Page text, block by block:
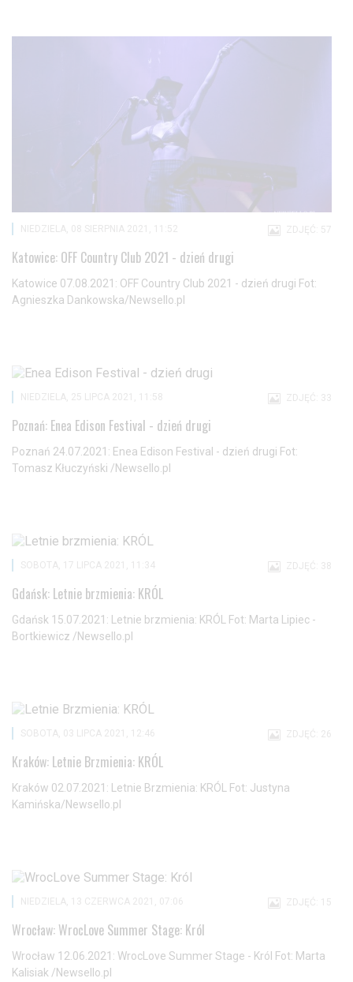
ZDJĘĆ: 57
NIEDZIELA, 08 SIERPNIA 2021, 11:52
Katowice: OFF Country Club 2021 - dzień drugi
Katowice 07.08.2021: OFF Country Club 2021 - dzień drugi Fot:
Agnieszka Dankowska/Newsello.pl
ZDJĘĆ: 33
NIEDZIELA, 25 LIPCA 2021, 11:58
Poznań: Enea Edison Festival - dzień drugi
Poznań 24.07.2021: Enea Edison Festival - dzień drugi Fot:
Tomasz Kłuczyński /Newsello.pl
ZDJĘĆ: 38
SOBOTA, 17 LIPCA 2021, 11:34
Gdańsk: Letnie brzmienia: KRÓL
Gdańsk 15.07.2021: Letnie brzmienia: KRÓL Fot: Marta Lipiec -
Bortkiewicz /Newsello.pl
ZDJĘĆ: 26
SOBOTA, 03 LIPCA 2021, 12:46
Kraków: Letnie Brzmienia: KRÓL
Kraków 02.07.2021: Letnie Brzmienia: KRÓL Fot: Justyna
Kamińska/Newsello.pl
ZDJĘĆ: 15
NIEDZIELA, 13 CZERWCA 2021, 07:06
Wrocław: WrocLove Summer Stage: Król
Wrocław 12.06.2021: WrocLove Summer Stage - Król Fot: Marta
Kalisiak /Newsello.pl